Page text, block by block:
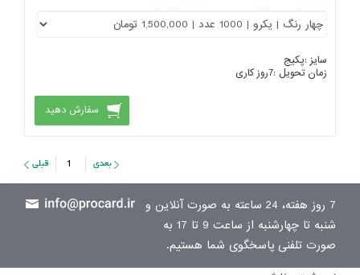
سایز :پکیج
زمان تحویل :7روز کاری
سفارش دهید
1
7 روز هفته، 24 ساعته به صورت آنلاین و
شنبه تا چهارشنبه از ساعت 9 تا 17 به
صورت تلفنی پاسخگوی شما هستیم.